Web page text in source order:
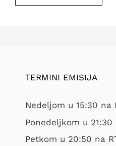
TERMINI EMISIJA
Nedeljom u 15:30 na
Ponedeljkom u 21:30
Petkom u 20:50 na